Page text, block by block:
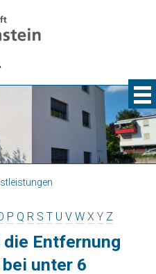
P Q R S T U V W X Y Z
Entfernung
unter 6